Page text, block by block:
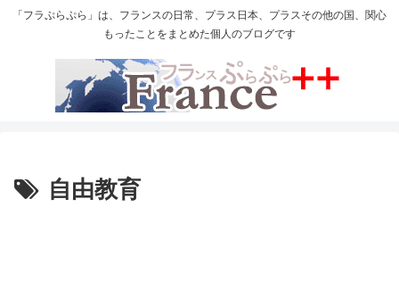
「フラぷらぷら」は、フランスの日常、プラス日本、プラスその他の国、関心
もったことをまとめた個人のブログです
自由教育